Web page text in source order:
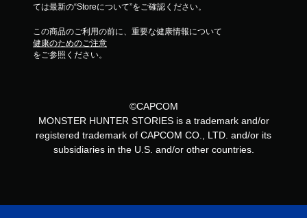
ては最新の“Storeについて”をご確認ください。
この商品のご利用の前に、重要な健康情報について
健康のためのご注意
をご参照ください。
©CAPCOM
MONSTER HUNTER STORIES is a trademark and/or
registered trademark of CAPCOM CO., LTD. and/or its
subsidiaries in the U.S. and/or other countries.